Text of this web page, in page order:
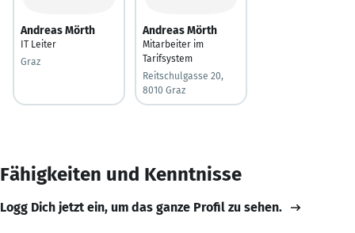
Andreas Mörth
IT Leiter
Graz
Andreas Mörth
Mitarbeiter im
Tarifsystem
Reitschulgasse 20,
8010 Graz
Fähigkeiten und Kenntnisse
Logg Dich jetzt ein, um das ganze Profil zu sehen.